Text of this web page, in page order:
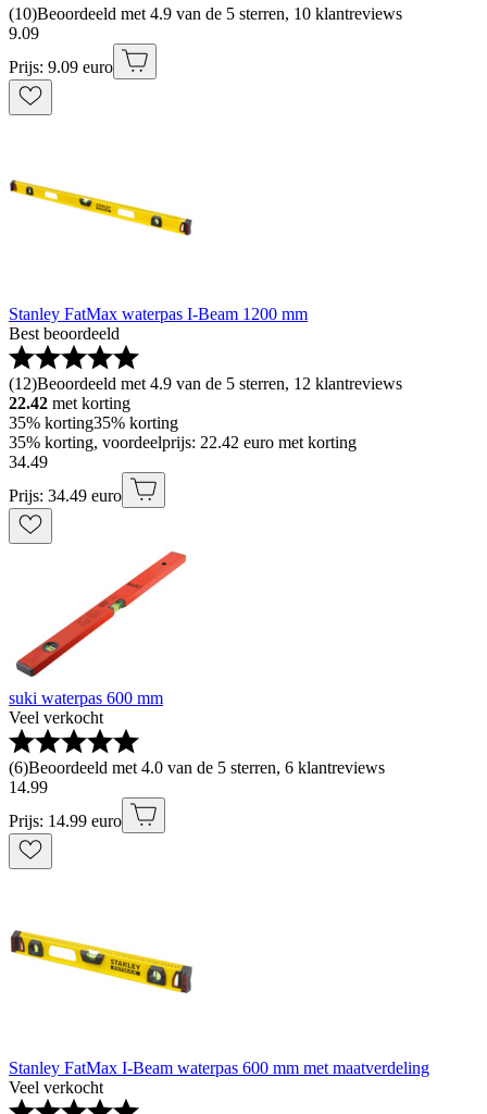
(10)Beoordeeld met 4.9 van de 5 sterren, 10 klantreviews
9.09
Prijs: 9.09 euro
Stanley FatMax waterpas I-Beam 1200 mm
Best beoordeeld
(12)Beoordeeld met 4.9 van de 5 sterren, 12 klantreviews
22.42 met korting
35% korting35% korting
35% korting, voordeelprijs: 22.42 euro met korting
34.49
Prijs: 34.49 euro
suki waterpas 600 mm
Veel verkocht
(6)Beoordeeld met 4.0 van de 5 sterren, 6 klantreviews
14.99
Prijs: 14.99 euro
Stanley FatMax I-Beam waterpas 600 mm met maatverdeling
Veel verkocht